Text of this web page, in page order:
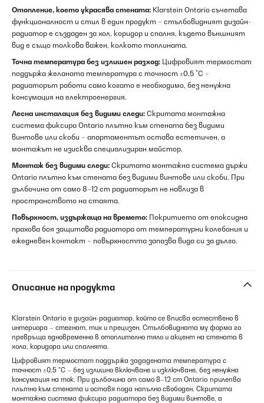
Отопление, което украсява стената: Klarstein Ontario съчетава
функционалност и стил в един продукт – стълбовидният дизайн-
радиатор е създаден за хол, коридор и спалня, където външният
вид е също толкова важен, колкото топлината.
Точна температура без излишен разход: Цифровият термостат
поддържа желаната температура с точност ±0,5 °C –
радиаторът работи само когато е необходимо, без ненужна
консумация на електроенергия.
Лесна инсталация без видими следи: Скритата монтажна
система фиксира Ontario плътно към стената без видими
винтове или скоби – апартаментът остава естетичен, а
монтажът не изисква специализиран майстор.
Монтаж без видими следи: Скритата монтажна система държи
Ontario плътно към стената без видими винтове или скоби. При
дълбочина от само 8–12 cm радиаторът не навлиза в
пространството на стаята.
Повърхност, издържаща на времето: Покритието от епоксидна
прахова боя защитава радиатора от температурни колебания и
ежедневен контакт – повърхността запазва вида си за дълго.
Описание на продукта
Klarstein Ontario е дизайн-радиатор, който се вписва естествено в
интериора – стегнат, тих и прецизен. Стълбовидната му форма го
превръща едновременно в отоплително тяло и акцент на стената в
хола, коридора или спалнята.
Цифровият термостат поддържа зададената температура с
точност ±0,5 °C – без излишно включване и изключване, без ненужна
консумация на ток. При дълбочина от само 8–12 cm Ontario прилепва
плътно към стената и оставя пода напълно свободен. Скритата
монтажна система фиксира радиатора без видими винтове, а